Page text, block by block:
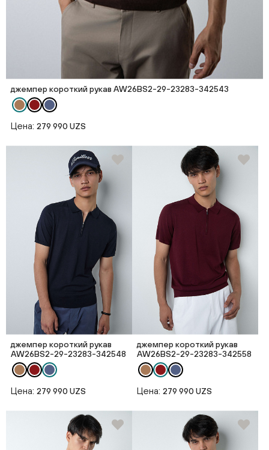
джемпер короткий рукав AW26BS2-29-23283-342543
Цена: 279 990 UZS
джемпер короткий рукав
AW26BS2-29-23283-342548
Цена: 279 990 UZS
джемпер короткий рукав
AW26BS2-29-23283-342558
Цена: 279 990 UZS